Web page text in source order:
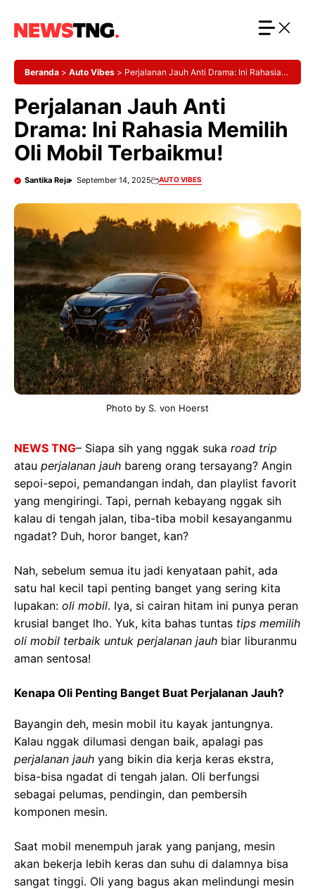
Beranda > Auto Vibes > Perjalanan Jauh Anti Drama: Ini Rahasia
Perjalanan Jauh Anti
Drama: Ini Rahasia Memilih
Oli Mobil Terbaikmu!
Santika Reja September 14, 2025 AUTO VIBES
Photo by S. von Hoerst
NEWS TNG– Siapa sih yang nggak suka road trip
atau perjalanan jauh bareng orang tersayang? Angin
sepoi-sepoi, pemandangan indah, dan playlist favorit
yang mengiringi. Tapi, pernah kebayang nggak sih
kalau di tengah jalan, tiba-tiba mobil kesayanganmu
ngadat? Duh, horor banget, kan?
Nah, sebelum semua itu jadi kenyataan pahit, ada
satu hal kecil tapi penting banget yang sering kita
lupakan: oli mobil. Iya, si cairan hitam ini punya peran
krusial banget lho. Yuk, kita bahas tuntas tips memilih
oli mobil terbaik untuk perjalanan jauh biar liburanmu
aman sentosa!
Kenapa Oli Penting Banget Buat Perjalanan Jauh?
Bayangin deh, mesin mobil itu kayak jantungnya.
Kalau nggak dilumasi dengan baik, apalagi pas
perjalanan jauh yang bikin dia kerja keras ekstra,
bisa-bisa ngadat di tengah jalan. Oli berfungsi
sebagai pelumas, pendingin, dan pembersih
komponen mesin.
Saat mobil menempuh jarak yang panjang, mesin
akan bekerja lebih keras dan suhu di dalamnya bisa
sangat tinggi. Oli yang bagus akan melindungi mesin